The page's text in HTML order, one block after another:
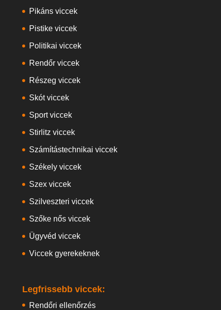
Pikáns viccek
Pistike viccek
Politikai viccek
Rendőr viccek
Részeg viccek
Skót viccek
Sport viccek
Stirlitz viccek
Számítástechnikai viccek
Székely viccek
Szex viccek
Szilveszteri viccek
Szőke nős viccek
Ügyvéd viccek
Viccek gyerekeknek
Legfrissebb viccek:
Rendőri ellenőrzés